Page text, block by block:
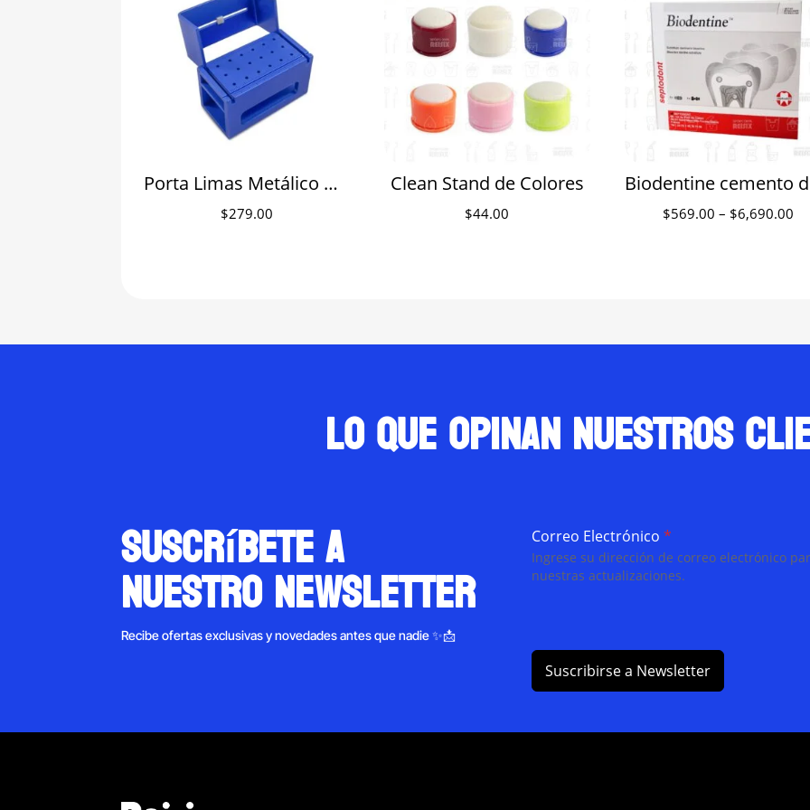
Porta Limas Metálico Gradilla
$279.00
Clean Stand de Colores
$44.00 $569.00 – $6,690.00
Lo que opinan nuestros
suscríbete a
nuestro newsletter
Recibe ofertas exclusivas y novedades antes que nadie ✨📩
Correo Electrónico*
Ingrese su dirección de correo electrónico
nuestras actualizaciones.
Suscribirse a Newsletter